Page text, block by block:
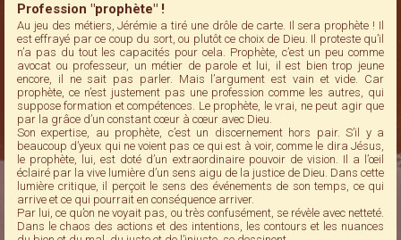
Profession "prophète" !
Au jeu des métiers, Jérémie a tiré une drôle de carte. Il sera prophète ! Il
est effrayé par ce coup du sort, ou plutôt ce choix de Dieu. Il proteste qu’il
n’a pas du tout les capacités pour cela. Prophète, c’est un peu comme
avocat ou professeur, un métier de parole et lui, il est bien trop jeune
encore, il ne sait pas parler. Mais l’argument est vain et vide. Car
prophète, ce n’est justement pas une profession comme les autres, qui
suppose formation et compétences. Le prophète, le vrai, ne peut agir que
par la grâce d’un constant cœur à cœur avec Dieu.
Son expertise, au prophète, c’est un discernement hors pair. S’il y a
beaucoup d’yeux qui ne voient pas ce qui est à voir, comme le dira Jésus,
le prophète, lui, est doté d’un extraordinaire pouvoir de vision. Il a l’œil
éclairé par la vive lumière d’un sens aigu de la justice de Dieu. Dans cette
lumière critique, il perçoit le sens des événements de son temps, ce qui
arrive et ce qui pourrait en conséquence arriver.
Par lui, ce qu’on ne voyait pas, ou très confusément, se révèle avec netteté.
Dans le chaos des actions et des intentions, les contours et les nuances